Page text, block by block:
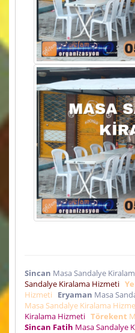
Sincan Masa Sandalye
Sandalye Kiralama Hizmeti
Hizmeti
Eryaman Masa
Masa Sandalye Kiralama
Kiralama Hizmeti Törekent
Sincan Fatih Masa Sandalye